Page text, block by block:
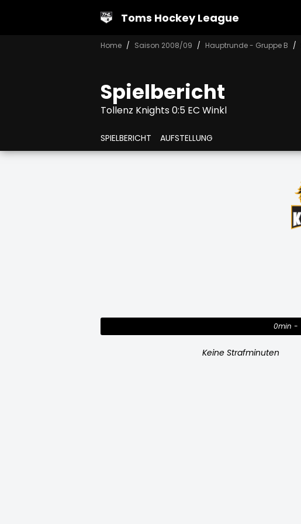
Toms Hockey League
Home Saison 2008/09 Hauptrunde - Gruppe B
Spielbericht
Tollenz Knights 0:5 EC Winkl
SPIELBERICHT AUFSTELLUNG
0min
Keine Strafminuten